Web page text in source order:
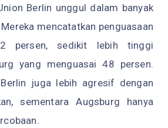
Berlin unggul dalam banyak
mencatatkan penguasaan
persen, sedikit lebih tinggi
yang menguasai 48 persen.
juga lebih agresif dengan
sementara Augsburg hanya